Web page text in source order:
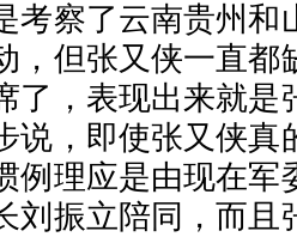
考察了云南贵州和
，但张又侠一直都
了，表现出来就是
说，即使张又侠真
例理应是由现在军
刘振立陪同，而且